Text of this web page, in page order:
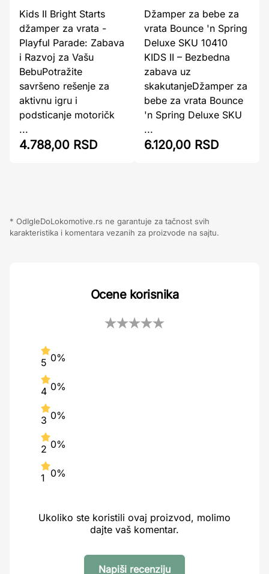
Kids II Bright Starts
džamper za vrata -
Playful Parade: Zabava
i Razvoj za Vašu
BebuPotražite
savršeno rešenje za
aktivnu igru i
podsticanje motoričk
...
4.788,00 RSD
Džamper za bebe za
vrata Bounce 'n Spring
Deluxe SKU 10410
KIDS II – Bezbedna
zabava uz
skakutanjeDžamper za
bebe za vrata Bounce
'n Spring Deluxe SKU
...
6.120,00 RSD
* OdIgleDoLokomotive.rs ne garantuje za tačnost svih
karakteristika i komentara vezanih za proizvode na sajtu.
Ocene korisnika
5 0%
4 0%
3 0%
2 0%
1 0%
Ukoliko ste koristili ovaj proizvod, molimo
dajte vaš komentar.
Napiši recenziju